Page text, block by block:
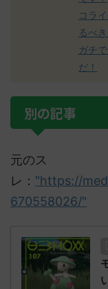
コラ
るべき
ガチ
だ！
別の記事
元のス
レ： "https://
670558026/"